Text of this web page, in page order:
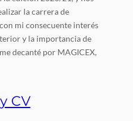
la carrera de
mi consecuente interés
y la importancia de
decanté por MAGICEX,
CV